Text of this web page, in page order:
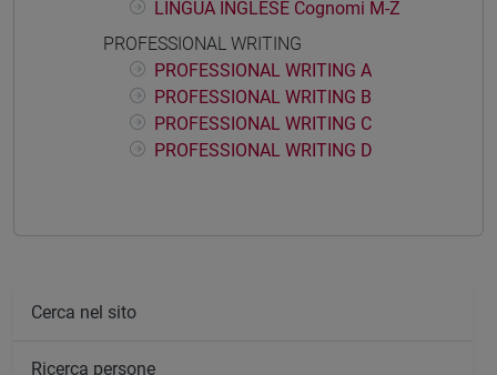
LINGUA INGLESE Cognomi M-Z
PROFESSIONAL WRITING
PROFESSIONAL WRITING A
PROFESSIONAL WRITING B
PROFESSIONAL WRITING C
PROFESSIONAL WRITING D
Cerca nel sito
Ricerca persone